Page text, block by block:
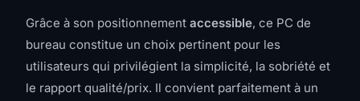
Grâce à son positionnement accessible, ce PC de
bureau constitue un choix pertinent pour les
utilisateurs qui privilégient la simplicité, la sobriété et
le rapport qualité/prix. Il convient parfaitement à un